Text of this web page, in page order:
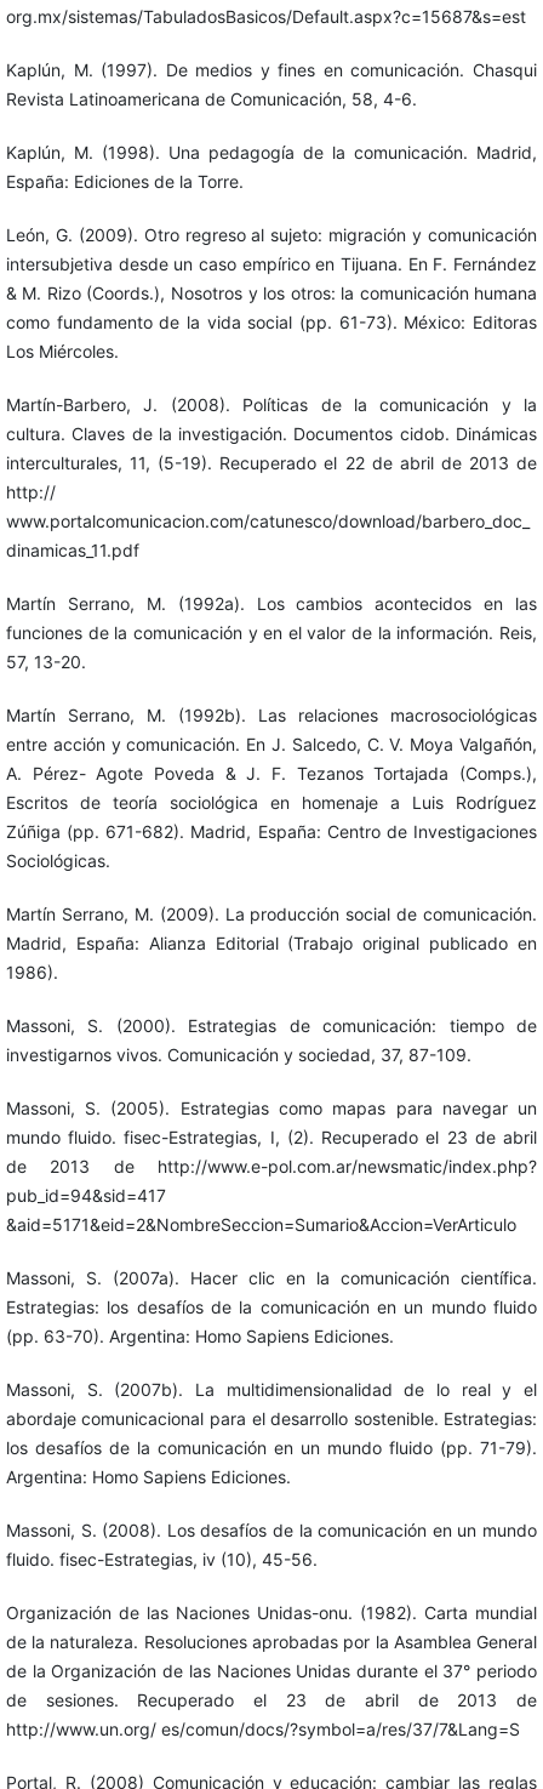
org.mx/sistemas/TabuladosBasicos/Default.aspx?c=15687&s=est
Kaplún, M. (1997). De medios y fines en comunicación. Chasqui
Revista Latinoamericana de Comunicación, 58, 4-6.
Kaplún, M. (1998). Una pedagogía de la comunicación. Madrid,
España: Ediciones de la Torre.
León, G. (2009). Otro regreso al sujeto: migración y comunicación
intersubjetiva desde un caso empírico en Tijuana. En F. Fernández
& M. Rizo (Coords.), Nosotros y los otros: la comunicación humana
como fundamento de la vida social (pp. 61-73). México: Editoras
Los Miércoles.
Martín-Barbero, J. (2008). Políticas de la comunicación y la
cultura. Claves de la investigación. Documentos cidob. Dinámicas
interculturales, 11, (5-19). Recuperado el 22 de abril de 2013 de
http://
www.portalcomunicacion.com/catunesco/download/barbero_doc_
dinamicas_11.pdf
Martín Serrano, M. (1992a). Los cambios acontecidos en las
funciones de la comunicación y en el valor de la información. Reis,
57, 13-20.
Martín Serrano, M. (1992b). Las relaciones macrosociológicas
entre acción y comunicación. En J. Salcedo, C. V. Moya Valgañón,
A. Pérez- Agote Poveda & J. F. Tezanos Tortajada (Comps.),
Escritos de teoría sociológica en homenaje a Luis Rodríguez
Zúñiga (pp. 671-682). Madrid, España: Centro de Investigaciones
Sociológicas.
Martín Serrano, M. (2009). La producción social de comunicación.
Madrid, España: Alianza Editorial (Trabajo original publicado en
1986).
Massoni, S. (2000). Estrategias de comunicación: tiempo de
investigarnos vivos. Comunicación y sociedad, 37, 87-109.
Massoni, S. (2005). Estrategias como mapas para navegar un
mundo fluido. fisec-Estrategias, I, (2). Recuperado el 23 de abril
de 2013 de http://www.e-pol.com.ar/newsmatic/index.php?
pub_id=94&sid=417
&aid=5171&eid=2&NombreSeccion=Sumario&Accion=VerArticulo
Massoni, S. (2007a). Hacer clic en la comunicación científica.
Estrategias: los desafíos de la comunicación en un mundo fluido
(pp. 63-70). Argentina: Homo Sapiens Ediciones.
Massoni, S. (2007b). La multidimensionalidad de lo real y el
abordaje comunicacional para el desarrollo sostenible. Estrategias:
los desafíos de la comunicación en un mundo fluido (pp. 71-79).
Argentina: Homo Sapiens Ediciones.
Massoni, S. (2008). Los desafíos de la comunicación en un mundo
fluido. fisec-Estrategias, iv (10), 45-56.
Organización de las Naciones Unidas-onu. (1982). Carta mundial
de la naturaleza. Resoluciones aprobadas por la Asamblea General
de la Organización de las Naciones Unidas durante el 37° periodo
de sesiones. Recuperado el 23 de abril de 2013 de
http://www.un.org/ es/comun/docs/?symbol=a/res/37/7&Lang=S
Portal, R. (2008) Comunicación y educación: cambiar las reglas